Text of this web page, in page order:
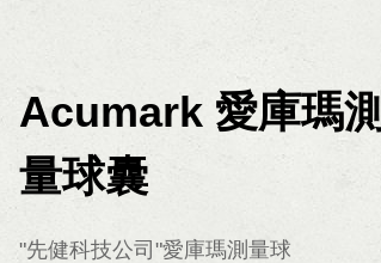
Acumark 愛庫瑪測
量球囊
"先健科技公司"愛庫瑪測量球